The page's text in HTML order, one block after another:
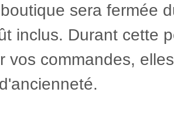
sera fermée
inclus. Durant cette
vos commandes,